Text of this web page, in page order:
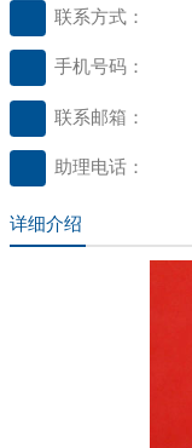
联系方式：
手机号码：
联系邮箱：
助理电话：
详细介绍